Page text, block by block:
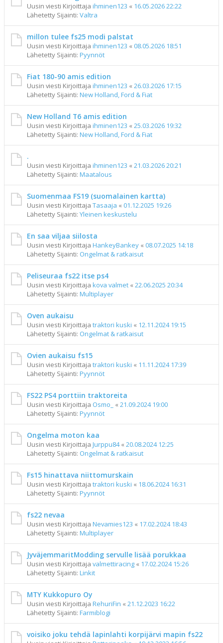
Uusin viesti Kirjoittaja ihminen123 « 16.05.2026 22:22
Lähetetty Sijainti: Valtra
millon tulee fs25 modi palstat
Uusin viesti Kirjoittaja ihminen123 « 08.05.2026 18:51
Lähetetty Sijainti: Pyynnöt
Fiat 180-90 amis edition
Uusin viesti Kirjoittaja ihminen123 « 26.03.2026 17:15
Lähetetty Sijainti: New Holland, Ford & Fiat
New Holland T6 amis edition
Uusin viesti Kirjoittaja ihminen123 « 25.03.2026 19:32
Lähetetty Sijainti: New Holland, Ford & Fiat
.
Uusin viesti Kirjoittaja ihminen123 « 21.03.2026 20:21
Lähetetty Sijainti: Maatalous
Suomenmaa FS19 (suomalainen kartta)
Uusin viesti Kirjoittaja Tasaaja « 01.12.2025 19:26
Lähetetty Sijainti: Yleinen keskustelu
En saa viljaa siilosta
Uusin viesti Kirjoittaja HankeyBankey « 08.07.2025 14:18
Lähetetty Sijainti: Ongelmat & ratkaisut
Peliseuraa fs22 itse ps4
Uusin viesti Kirjoittaja kova valmet « 22.06.2025 20:34
Lähetetty Sijainti: Multiplayer
Oven aukaisu
Uusin viesti Kirjoittaja traktori kuski « 12.11.2024 19:15
Lähetetty Sijainti: Ongelmat & ratkaisut
Ovien aukaisu fs15
Uusin viesti Kirjoittaja traktori kuski « 11.11.2024 17:39
Lähetetty Sijainti: Pyynnöt
FS22 PS4 porttiin traktoreita
Uusin viesti Kirjoittaja Osmo_ « 21.09.2024 19:00
Lähetetty Sijainti: Pyynnöt
Ongelma moton kaa
Uusin viesti Kirjoittaja Jurppu84« 20.08.2024 12:25
Lähetetty Sijainti: Ongelmat & ratkaisut
Fs15 hinattava niittomurskain
Uusin viesti Kirjoittaja traktori kuski « 18.06.2024 16:31
Lähetetty Sijainti: Pyynnöt
fs22 nevaa
Uusin viesti Kirjoittaja Nevamies123 « 17.02.2024 18:43
Lähetetty Sijainti: Multiplayer
JyväjemmaritModding servulle lisää porukkaa
Uusin viesti Kirjoittaja valmettiracing « 17.02.2024 15:26
Lähetetty Sijainti: Linkit
MTY Kukkopuro Oy
Uusin viesti Kirjoittaja RehuriFin « 21.12.2023 16:22
Lähetetty Sijainti: Farmiblogi
voisiko joku tehdä lapinlahti korpijärvi mapin fs22